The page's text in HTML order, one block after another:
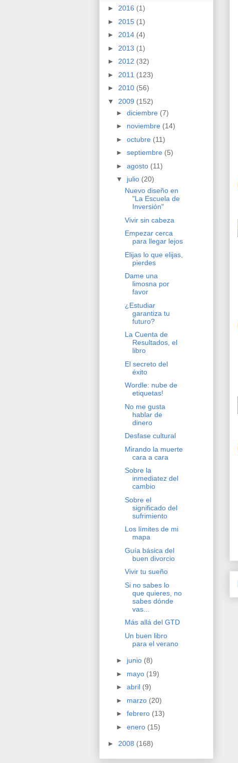
► 2016 (1)
► 2015 (1)
► 2014 (4)
► 2013 (1)
► 2012 (32)
► 2011 (123)
► 2010 (56)
▼ 2009 (152)
► diciembre (7)
► noviembre (14)
► octubre (11)
► septiembre (5)
► agosto (11)
▼ julio (20)
Nuevo diseño en
"La Escuela de
Inversión"
Vivir sin cabeza
Empezar cerca
para llegar lejos
Elijas lo que elijas,
pierdes
Dame una
limosna por
favor
¿Estudiar
garantiza tu
futuro?
La Cuenta de
Resultados, el
libro
El secreto del
éxito
Wordle: nube de
etiquetas!
No me gusta
hablar de
dinero
Desfase cultural
Mirando la muerte
cara a cara
Sobre la
inmediatez del
cambio
Sobre el
significado del
sufrimiento
Los límites de mi
mapa
Guía básica del
buen divorcio
Vivir tu sueño
Si no sabes lo
que quieres, no
sabes dónde
vas...
Más allá del GTD
Un buen libro
para el verano
► junio (8)
► mayo (19)
► abril (9)
► marzo (20)
► febrero (13)
► enero (15)
► 2008 (168)